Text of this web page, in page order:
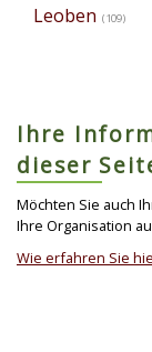
Leoben (109)
Ihre
dieser
Möchten Sie auch
Ihre Organisation
Wie erfahren Sie